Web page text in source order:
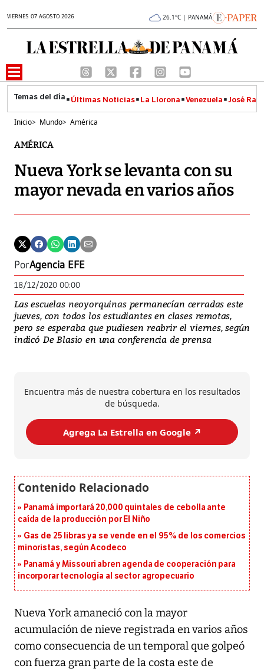
VIERNES 07 AGOSTO 2026 26.1°C | PANAMÁ
Últimas Noticias La Llorona Venezuela José
Inicio> Mundo> América
AMÉRICA
Nueva York se levanta con su
mayor nevada en varios años
PorAgencia EFE
18/12/2020 00:00
Las escuelas neoyorquinas permanecían cerradas este
jueves, con todos los estudiantes en clases remotas,
pero se esperaba que pudiesen reabrir el viernes, según
indicó De Blasio en una conferencia de prensa
Encuentra más de nuestra cobertura en los resultados
de búsqueda.
Agrega La Estrella en Google ↗️
Panamá importará 20,000 quintales de cebolla ante
caída de la producción por El Niño
Gas de 25 libras ya se vende en el 95% de los comercios
minoristas, según Acodeco
Panamá y Missouri abren agenda de cooperación para
incorporar tecnología al sector agropecuario
Nueva York amaneció con la mayor
acumulación de nieve registrada en varios años
como consecuencia de un temporal que golpeó
con fuerza gran parte de la costa este de